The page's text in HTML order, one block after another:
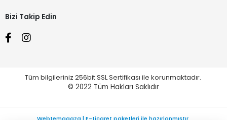
Bizi Takip Edin
Tüm bilgileriniz 256bit SSL Sertifikası ile korunmaktadır.
© 2022 Tüm Hakları Saklıdır